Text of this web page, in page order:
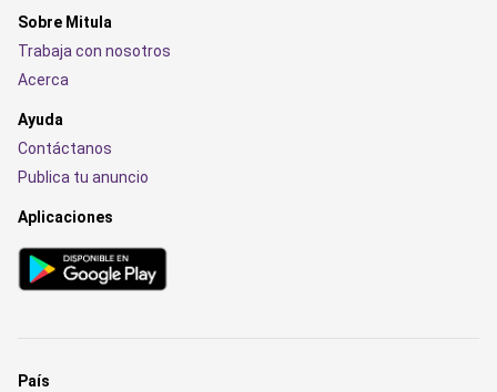
Sobre Mitula
Trabaja con nosotros
Acerca
Ayuda
Contáctanos
Publica tu anuncio
Aplicaciones
País